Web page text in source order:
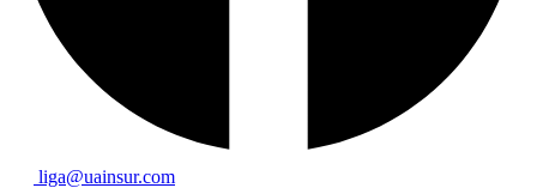
liga@uainsur.com